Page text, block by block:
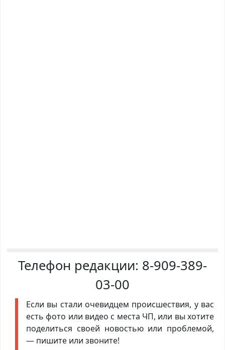
Телефон редакции: 8-909-389-
03-00
Если вы стали очевидцем происшествия, у вас
есть фото или видео с места ЧП, или вы хотите
поделиться своей новостью или проблемой,
— пишите или звоните!